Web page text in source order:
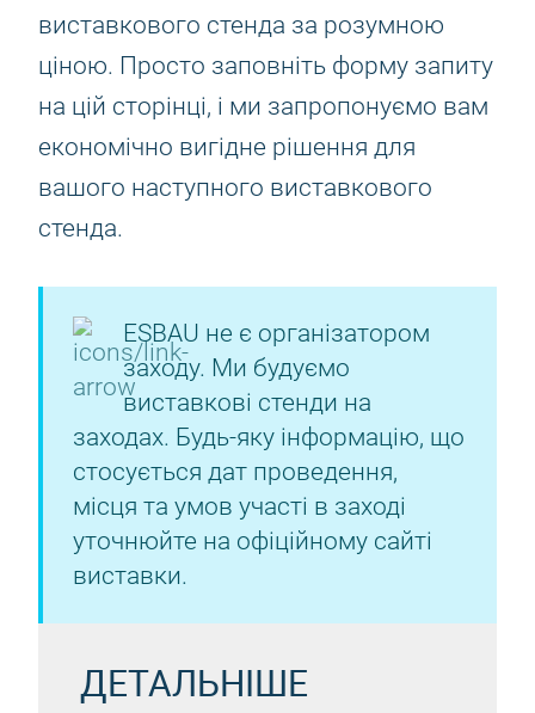
виставкового стенда за розумною
ціною. Просто заповніть форму запиту
на цій сторінці, і ми запропонуємо вам
економічно вигідне рішення для
вашого наступного виставкового
стенда.
ESBAU не є організатором
заходу. Ми будуємо
виставкові стенди на
заходах. Будь-яку інформацію, що
стосується дат проведення,
місця та умов участі в заході
уточнюйте на офіційному сайті
виставки.
ДЕТАЛЬНІШЕ